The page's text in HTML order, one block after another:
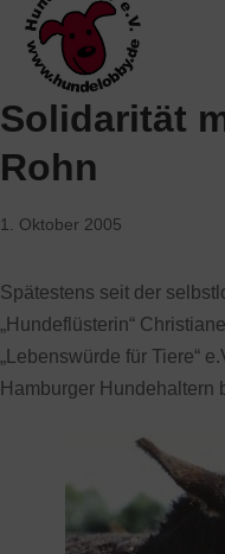
Solidarität
Rohn
1. Oktober 2005
Spätestens seit der
„Hundeflüsterin“
„Lebenswürde für Tiere“
Hamburger Hundehaltern